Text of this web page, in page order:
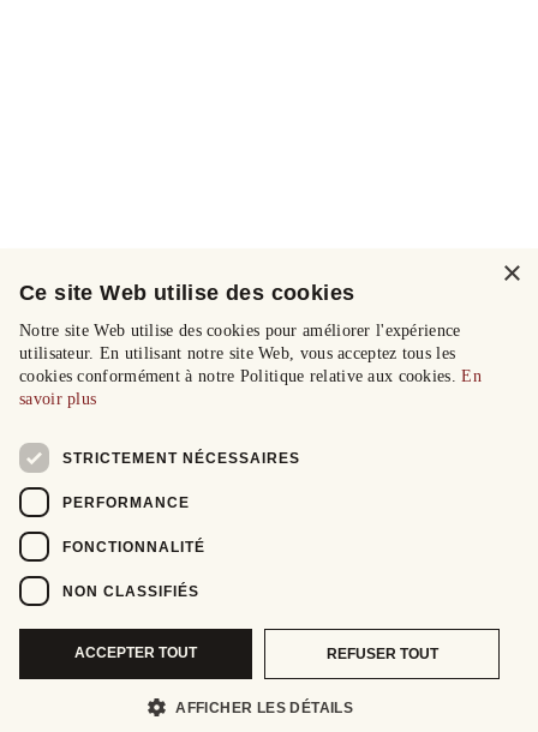
×
Ce site Web utilise des cookies
Notre site Web utilise des cookies pour améliorer l'expérience
utilisateur. En utilisant notre site Web, vous acceptez tous les
cookies conformément à notre Politique relative aux cookies.En
savoir plus
STRICTEMENT NÉCESSAIRES
PERFORMANCE
FONCTIONNALITÉ
NON CLASSIFIÉS
ACCEPTER TOUT REFUSER TOUT
AFFICHER LES DÉTAILS